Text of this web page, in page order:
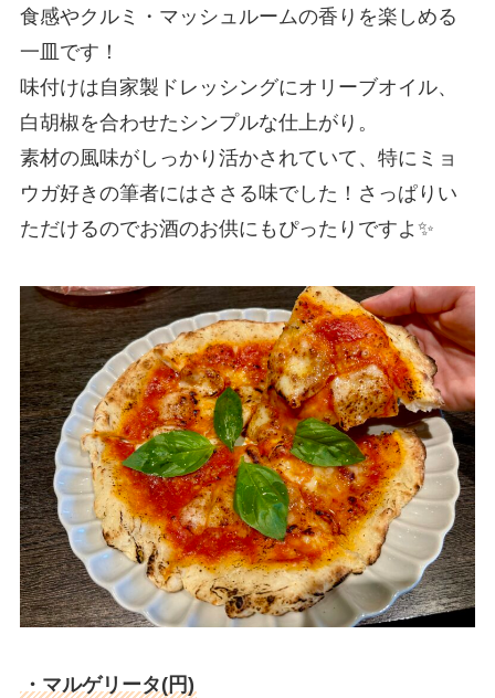
食感やクルミ・マッシュルームの香りを楽しめる
一皿です！
味付けは自家製ドレッシングにオリーブオイル、
白胡椒を合わせたシンプルな仕上がり。
素材の風味がしっかり活かされていて、特にミョ
ウガ好きの筆者にはささる味でした！さっぱりい
ただけるのでお酒のお供にもぴったりですよ✨
・マルゲリータ(円)